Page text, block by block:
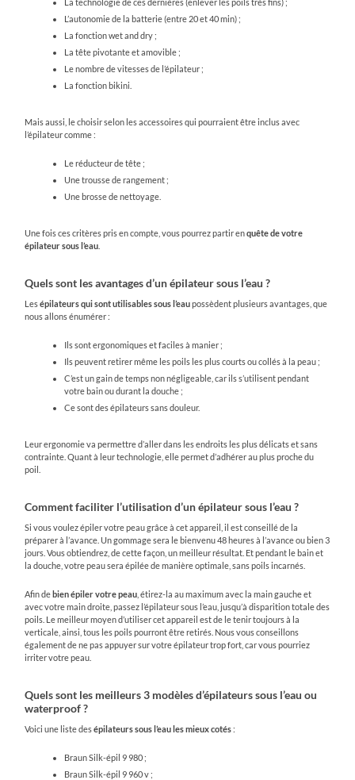
L’autonomie de la batterie (entre 20 et 40 min) ;
La fonction wet and dry ;
La tête pivotante et amovible ;
Le nombre de vitesses de l’épilateur ;
La fonction bikini.
Mais aussi, le choisir selon les accessoires qui pourraient être inclus avec
l’épilateur comme :
Le réducteur de tête ;
Une trousse de rangement ;
Une brosse de nettoyage.
Une fois ces critères pris en compte, vous pourrez partir enquête de votre
épilateur sous l’eau
Quels sont les avantages d’un épilateur sous l’eau ?
Lesépilateurs qui sont utilisables sous l’eaupossèdent plusieurs avantages, que
nous allons énumérer :
Ils sont ergonomiques et faciles à manier ;
Ils peuvent retirer même les poils les plus courts ou collés à la peau ;
C’est un gain de temps non négligeable, car ils s’utilisent pendant
votre bain ou durant la douche ;
Ce sont des épilateurs sans douleur.
Leur ergonomie va permettre d’aller dans les endroits les plus délicats et sans
contrainte. Quant à leur technologie, elle permet d’adhérer au plus proche du
poil.
Comment faciliter l’utilisation d’un épilateur sous l’eau ?
Si vous voulez épiler votre peau grâce à cet appareil, il est conseillé de la
préparer à l’avance. Un gommage sera le bienvenu 48 heures à l’avance ou bien 3
jours. Vous obtiendrez, de cette façon, un meilleur résultat. Et pendant le bain et
la douche, votre peau sera épilée de manière optimale, sans poils incarnés.
Afin debien épiler votre peau , étirez-la au maximum avec la main gauche et
avec votre main droite, passez l’épilateur sous l’eau, jusqu’à disparition totale des
poils. Le meilleur moyen d’utiliser cet appareil est de le tenir toujours à la
verticale, ainsi, tous les poils pourront être retirés. Nous vous conseillons
également de ne pas appuyer sur votre épilateur trop fort, car vous pourriez
irriter votre peau.
Quels sont les meilleurs 3 modèles d’épilateurs sous l’eau ou
waterproof ?
Voici une liste desépilateurs sous l’eau les mieux cotés:
Braun Silk-épil 9 980 ;
Braun Silk-épil 9 960 v ;